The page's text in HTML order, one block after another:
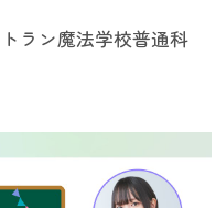
ラン魔法学校普通科